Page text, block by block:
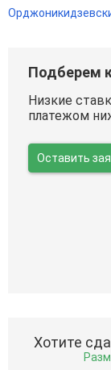
Подберем
Низкие
платежом
Оставить
Хотите